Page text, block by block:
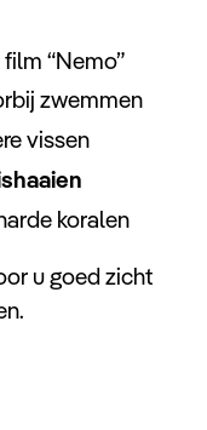
“Nemo”
zwemmen
vissen
koralen
u goed zicht